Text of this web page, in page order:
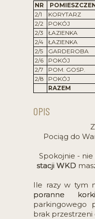
NR
2/1
KORYTARZ
2/2
POKÓJ
2/3
ŁAZIENKA
2/4
ŁAZIENKA
2/5
GARDEROBA
2/6
POKÓJ
2/7
POM. GOSP.
2/8
POKÓJ
RAZEM
Pociąg do
Spokojnie -
stacji WKD
Ile razy w tym
poranne korki
parkingowego
brak przestrzeni
OPIS